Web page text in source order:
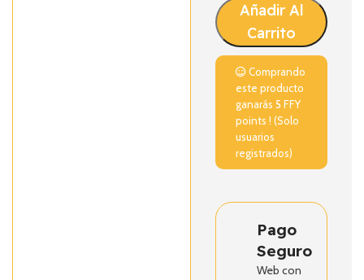
Añadir Al
Carrito
Comprando
este producto
ganarás5 FFY
points ! (Solo
usuarios
registrados)
Pago
Seguro
Web con